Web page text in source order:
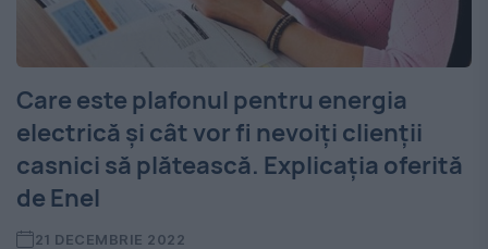
Care este plafonul pentru energia
electrică și cât vor fi nevoiți clienții
casnici să plătească. Explicația oferită
de Enel
21 DECEMBRIE 2022